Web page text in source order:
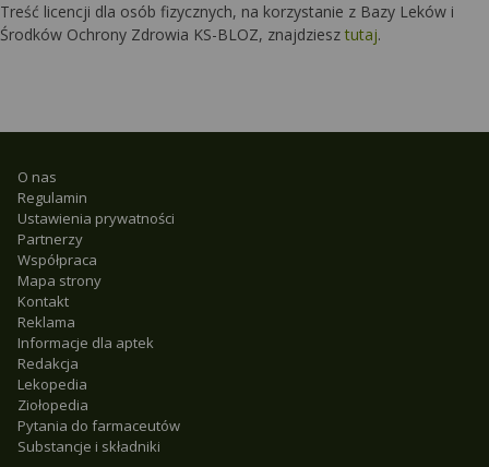
Treść licencji dla osób fizycznych, na korzystanie z Bazy Leków i
Środków Ochrony Zdrowia KS-BLOZ, znajdziesz tutaj.
O nas
Regulamin
Ustawienia prywatności
Partnerzy
Współpraca
Mapa strony
Kontakt
Reklama
Informacje dla aptek
Redakcja
Lekopedia
Ziołopedia
Pytania do farmaceutów
Substancje i składniki